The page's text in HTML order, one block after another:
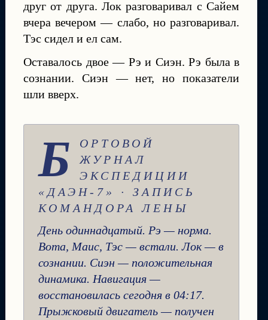
друг от друга. Лок разговаривал с Сайем
вчера вечером — слабо, но разговаривал.
Тэс сидел и ел сам.
Оставалось двое — Рэ и Сиэн. Рэ была в
сознании. Сиэн — нет, но показатели
шли вверх.
Б
ОРТОВОЙ
ЖУРНАЛ
ЭКСПЕДИЦИИ
«ДАЭН-7» · ЗАПИСЬ
КОМАНДОРА ЛЕНЫ
День одиннадцатый. Рэ — норма.
Вота, Маис, Тэс — встали. Лок — в
сознании. Сиэн — положительная
динамика. Навигация —
восстановилась сегодня в 04:17.
Прыжковый двигатель — получен